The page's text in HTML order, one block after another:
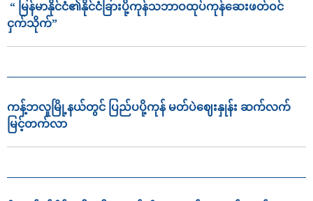
“ မြန်မာနိုင်ငံ၏နိုင်ငံခြားပို့ကုန်သဘာဝထုပ်ကုန်ဆေးဖတ်ဝင်
ငှက်သိုက်”
ကန့်ဘလူမြို့နယ်တွင် ပြည်ပပို့ကုန် မတ်ပဲဈေးနှုန်း ဆက်လက်
မြင့်တက်လာ